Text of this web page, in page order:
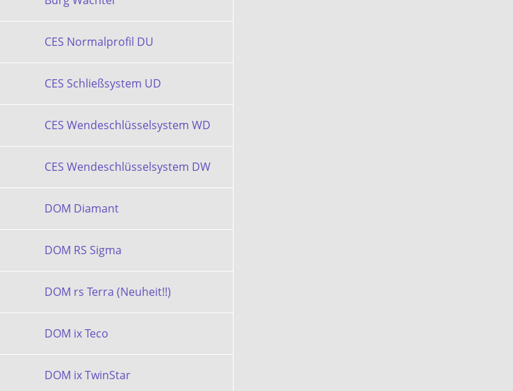
CES Normalprofil DU
CES Schließsystem UD
CES Wendeschlüsselsystem WD
CES Wendeschlüsselsystem DW
DOM Diamant
DOM RS Sigma
DOM rs Terra (Neuheit!!)
DOM ix Teco
DOM ix TwinStar